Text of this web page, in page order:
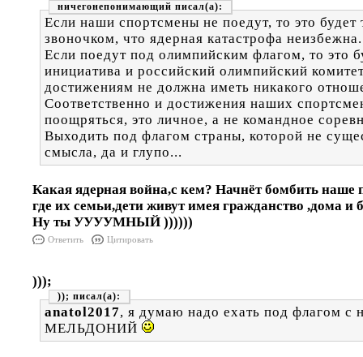
ничегонепонимающий
Если наши спортсмены не поедут, то это
звоночком, что ядерная катастрофа неизбежна.
Если поедут под олимпийским флагом, то это
инициатива и российский олимпийский
достижениям не должна иметь никакого
Соответственно и достижения наших
поощряться, это личное, а не командное
Выходить под флагом страны, которой не
смысла, да и глупо...
Какая ядерная война,с кем? Начнёт бомбить наше
где их семьи,дети живут имея гражданство ,дома и
Ну ты УУУУМНЫЙ ))))))
Ответить Цитировать
)));
));
anatol2017, я думаю надо ехать под флагом с
МЕЛЬДОНИЙ